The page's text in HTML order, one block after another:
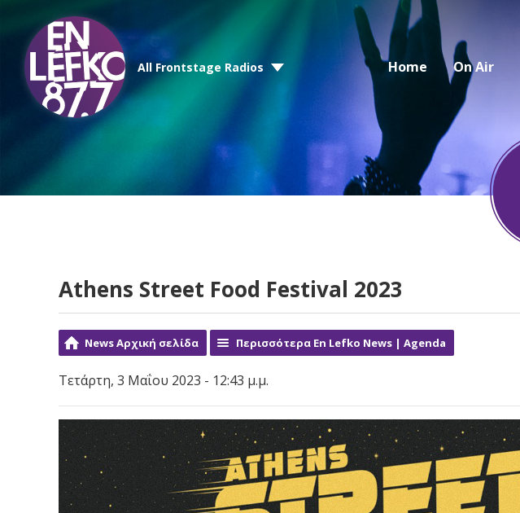
All Frontstage Radios Home On Air
Athens Street Food Festival 2023
News Αρχική σελίδα Περισσότερα En Lefko News | Agenda
Τετάρτη, 3 Μαΐου 2023 - 12:43 μ.μ.